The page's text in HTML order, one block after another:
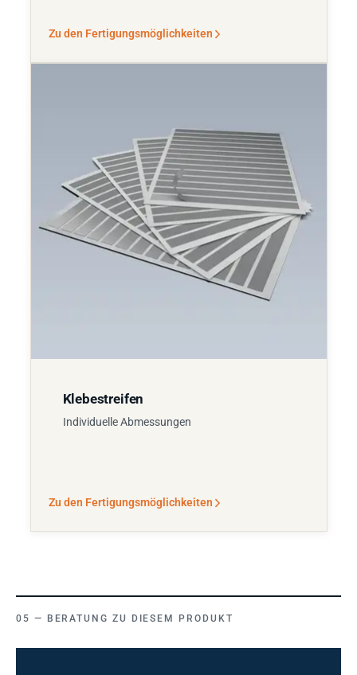
Zu den Fertigungsmöglichkeiten
Klebestreifen
Individuelle Abmessungen
Zu den Fertigungsmöglichkeiten
BERATUNG ZU DIESEM PRODUKT